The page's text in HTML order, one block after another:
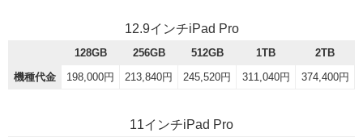
12.9インチiPad Pro
128GB 256GB 512GB 1TB
2TB
機種代金
198,000円 213,840円 245,520円 311,040円 374,400円
11インチiPad Pro